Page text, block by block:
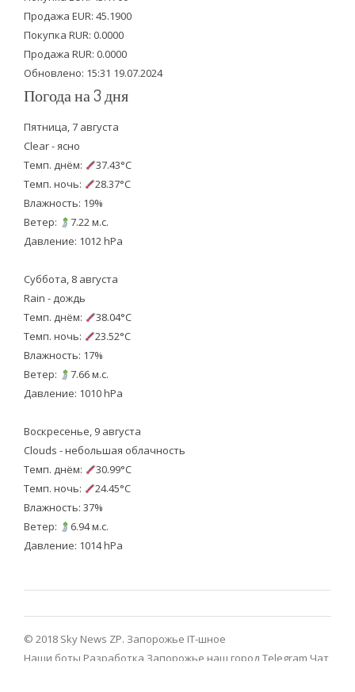
r
o
k
e
Продажа EUR: 45.1900
Покупка RUR: 0.0000
Продажа RUR: 0.0000
Обновлено: 15:31 19.07.2024
Погода на 3 дня
Пятница, 7 августа
Clear - ясно
Темп. днём:
37.43°C
Темп. ночь:
28.37°C
Влажность: 19%
Ветер:
7.22 м.с.
Давление: 1012 hPa
Суббота, 8 августа
Rain - дождь
Темп. днём:
38.04°C
Темп. ночь:
23.52°C
Влажность: 17%
Ветер:
7.66 м.с.
Давление: 1010 hPa
Воскресенье, 9 августа
Clouds - небольшая облачность
Темп. днём:
30.99°C
Темп. ночь:
24.45°C
Влажность: 37%
Ветер:
6.94 м.с.
Давление: 1014 hPa
© 2018 Sky News ZP. Запорожье IT-шное
Наши боты Разработка Запорожье наш город Telegram Чат